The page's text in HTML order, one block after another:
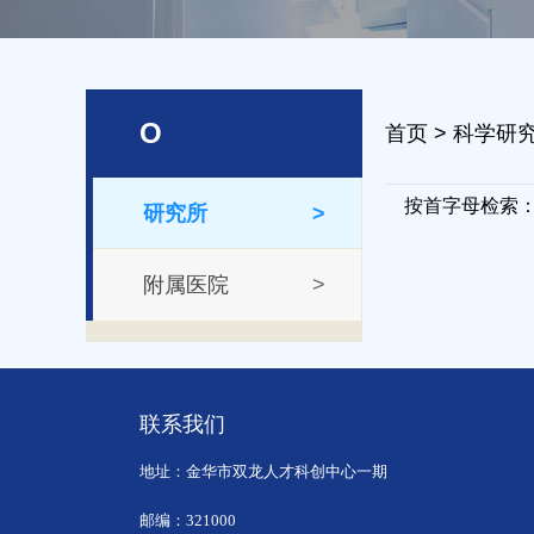
O
研究所 >
附属医院 >
首页 >科学研
按首字母检索
联系我们
地址：金华市双龙人才科创中心一期
邮编：321000